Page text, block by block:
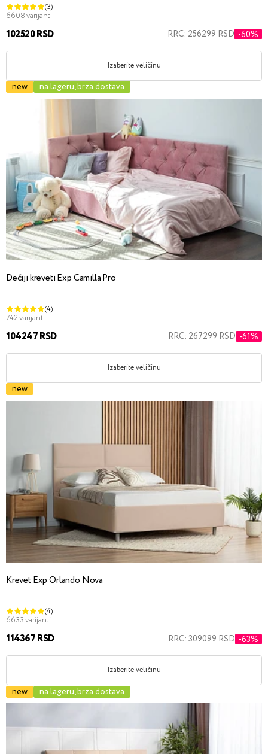
(3)
6608 varijanti
102520 RSD RRC: 256299 RSD -60%
Izaberite veličinu
new na lageru, brza dostava
Dečiji kreveti Exp Camilla Pro
(4)
742 varijanti
104247 RSD RRC: 267299 RSD -61%
Izaberite veličinu
new
Krevet Exp Orlando Nova
(4)
6633 varijanti
114367 RSD RRC: 309099 RSD -63%
Izaberite veličinu
new na lageru, brza dostava